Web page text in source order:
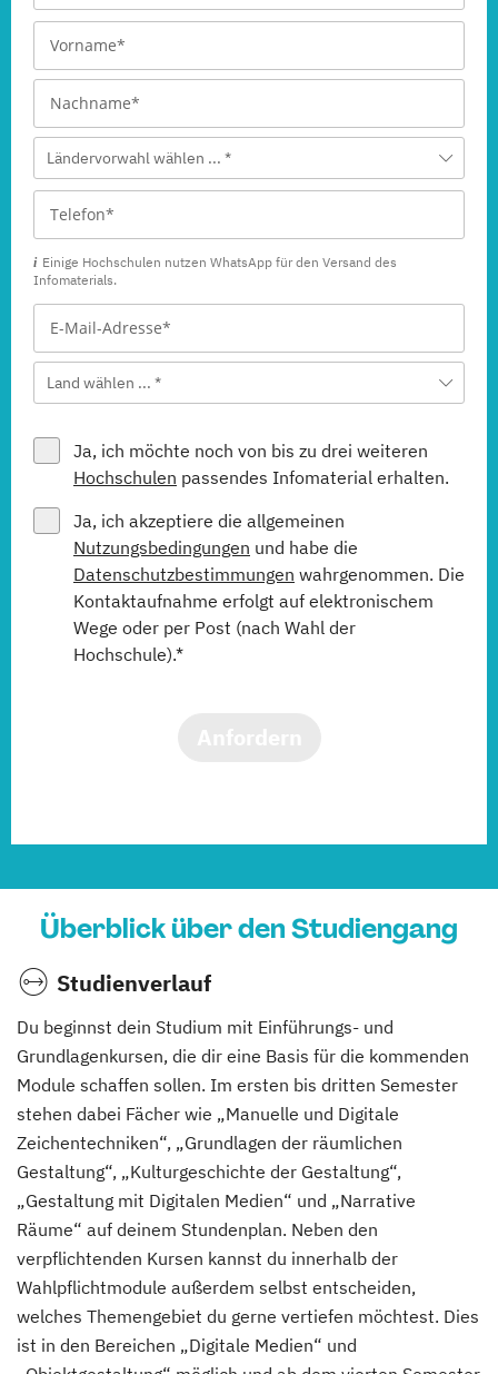
Ländervorwahl wählen ... *
Einige Hochschulen nutzen WhatsApp für den Versand des
Infomaterials.
Land wählen ... *
Ja, ich möchte noch von bis zu drei weiteren
Hochschulen passendes Infomaterial erhalten.
Ja, ich akzeptiere die allgemeinen
Nutzungsbedingungen und habe die
Datenschutzbestimmungen wahrgenommen. Die
Kontaktaufnahme erfolgt auf elektronischem
Wege oder per Post (nach Wahl der
Hochschule).*
Überblick über den Studiengang
Studienverlauf
Du beginnst dein Studium mit Einführungs- und
Grundlagenkursen, die dir eine Basis für die kommenden
Module schaffen sollen. Im ersten bis dritten Semester
stehen dabei Fächer wie „Manuelle und Digitale
Zeichentechniken“, „Grundlagen der räumlichen
Gestaltung“, „Kulturgeschichte der Gestaltung“,
„Gestaltung mit Digitalen Medien“ und „Narrative
Räume“ auf deinem Stundenplan. Neben den
verpflichtenden Kursen kannst du innerhalb der
Wahlpflichtmodule außerdem selbst entscheiden,
welches Themengebiet du gerne vertiefen möchtest. Dies
ist in den Bereichen „Digitale Medien“ und